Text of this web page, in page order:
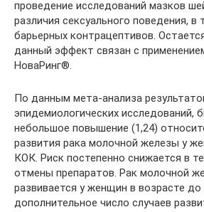
проведение исследований мазков
различия сексуального поведения, в
барьерных контрацептивов.
данный эффект связан с
НоваРинг®.
По данным мета-анализа
эпидемиологических исследований,
небольшое повышение (1,24)
развития рака молочной железы у
КОК. Риск постепенно снижается в
отмены препаратов. Рак молочной
развивается у женщин в возрасте
дополнительное число случаев